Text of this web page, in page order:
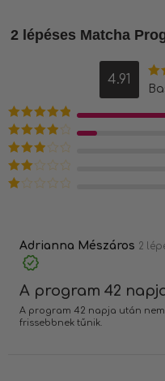
2 lépéses Matcha
4.91
Értékelés:5
/ 5
Értékelés:
4 / 5
Értékelés:
/ 5
Értékelés:
Adrianna Mészáros 2
A program 42
A program 42 napja után
frissebbnek tűnik.